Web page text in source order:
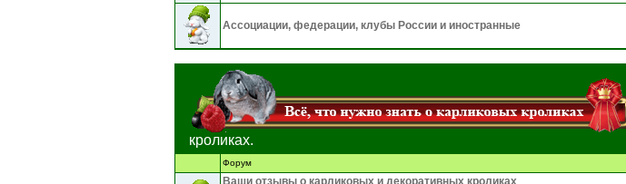
Ассоциации, федерации, клубы России и иностранные
кроликах.
Форум
Ваши отзывы о карликовых и декоративных кроликах